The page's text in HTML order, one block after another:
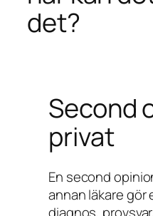
det?
Second
privat
En second
annan läkare gör